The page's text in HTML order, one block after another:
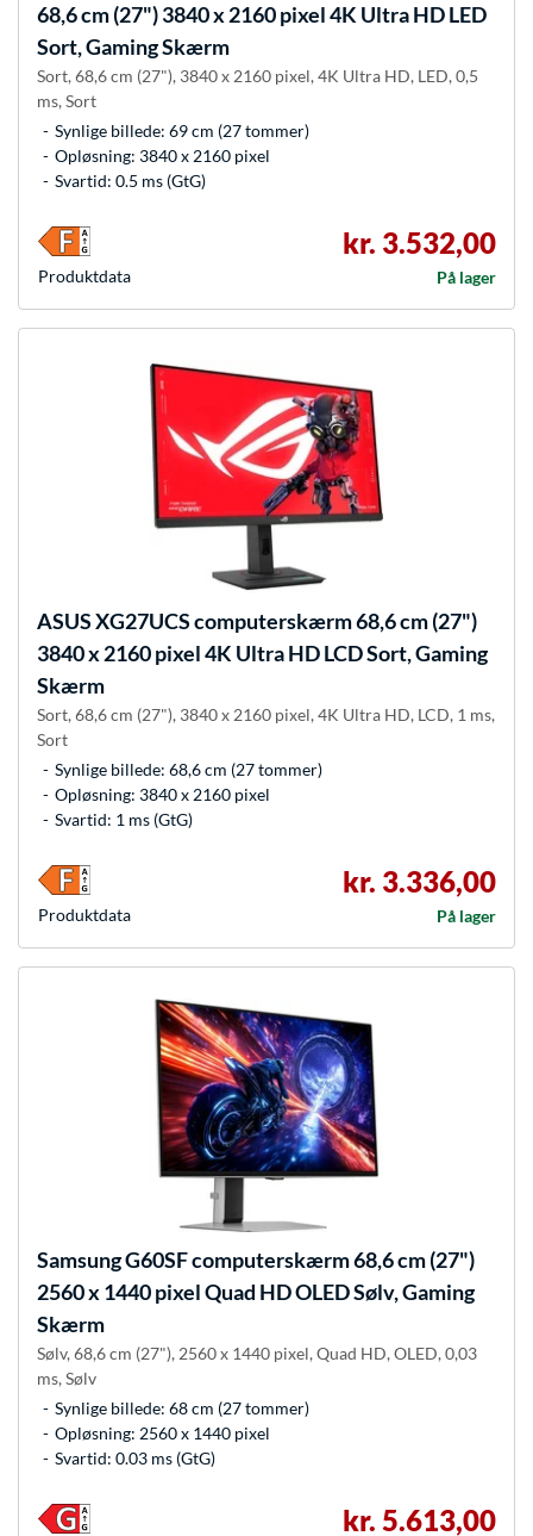
68,6 cm (27") 3840 x 2160 pixel 4K Ultra HD LED
Sort, Gaming Skærm
Sort, 68,6 cm (27"), 3840 x 2160 pixel, 4K Ultra HD, LED, 0,5
ms, Sort
Synlige billede: 69 cm (27 tommer)
Opløsning: 3840 x 2160 pixel
Svartid: 0.5 ms (GtG)
kr. 3.532,00
På lager
Produkt­data
ASUSXG27UCS computerskærm 68,6 cm (27")
3840 x 2160 pixel 4K Ultra HD LCD Sort, Gaming
Skærm
Sort, 68,6 cm (27"), 3840 x 2160 pixel, 4K Ultra HD, LCD, 1 ms,
Sort
Synlige billede: 68,6 cm (27 tommer)
Opløsning: 3840 x 2160 pixel
Svartid: 1 ms (GtG)
kr. 3.336,00
På lager
Produkt­data
SamsungG60SF computerskærm 68,6 cm (27")
2560 x 1440 pixel Quad HD OLED Sølv, Gaming
Skærm
Sølv, 68,6 cm (27"), 2560 x 1440 pixel, Quad HD, OLED, 0,03
ms, Sølv
Synlige billede: 68 cm (27 tommer)
Opløsning: 2560 x 1440 pixel
Svartid: 0.03 ms (GtG)
kr. 5.613,00